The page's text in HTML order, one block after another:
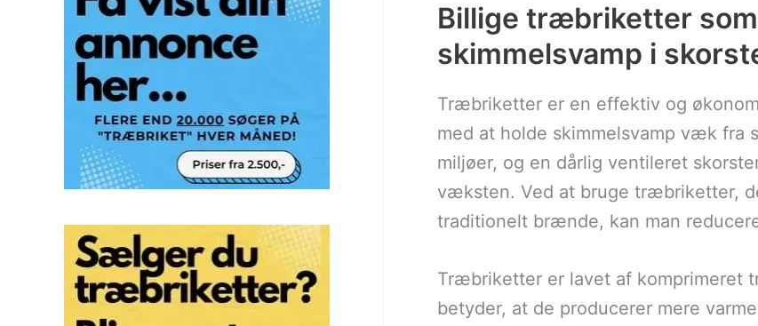
Billige træbriketter
skimmelsvamp i
Træbriketter er en effektiv og
med at holde skimmelsvamp væk fra
miljøer, og en dårlig ventileret
væksten. Ved at bruge træbriketter,
traditionelt brænde, kan man
Træbriketter er lavet af
betyder, at de producerer mere